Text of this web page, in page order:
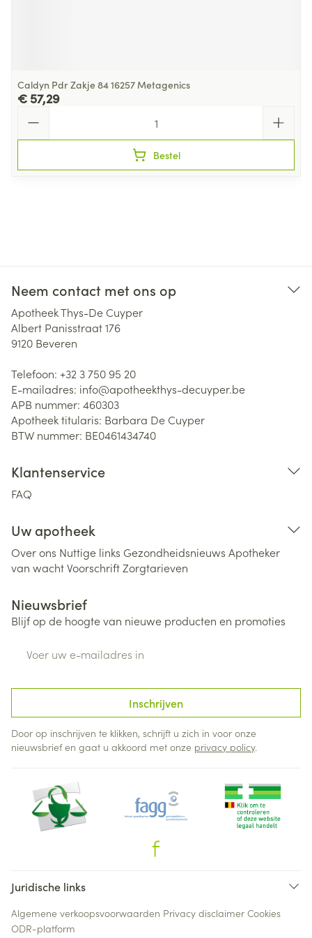
Caldyn Pdr Zakje 84 16257 Metagenics
€ 57,29
Bestel
Neem contact met ons op
Apotheek Thys-De Cuyper
Albert Panisstraat 176
9120 Beveren
Telefoon: +32 3 750 95 20
E-mailadres: info@apotheekthys-decuyper.be
APB nummer: 460303
Apotheek titularis: Barbara De Cuyper
BTW nummer: BE0461434740
Klantenservice
FAQ
Uw apotheek
Over ons Nuttige links Gezondheidsnieuws Apotheker
van wachtVoorschriftZorgtarieven
Nieuwsbrief
Blijf op de hoogte van nieuwe producten en promoties
Inschrijven
Door op inschrijven te klikken, schrijft u zich in voor onze
nieuwsbrief en gaat u akkoord met onze privacy policy.
Juridische links
Algemene verkoopsvoorwaarden Privacy disclaimer Cookies
ODR-platform